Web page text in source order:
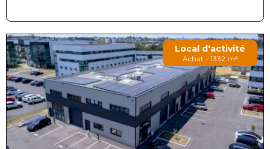
Local d'activité
Achat - 1332 m²